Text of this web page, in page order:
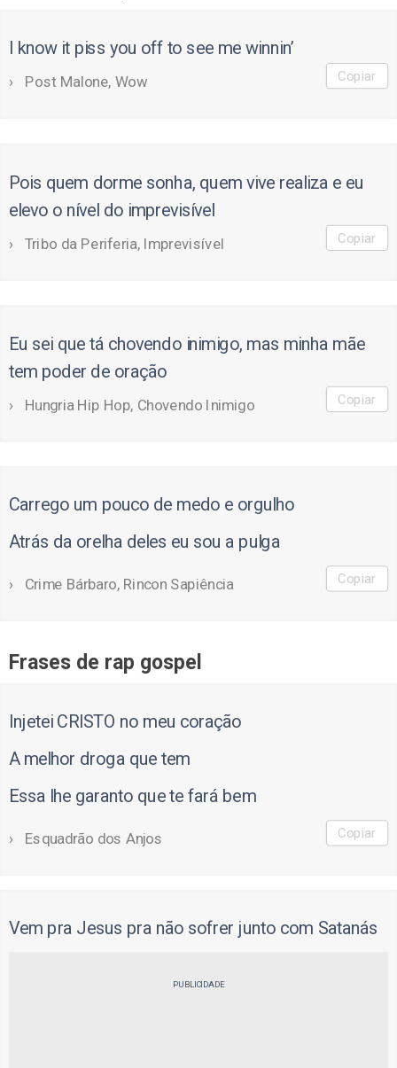
I know it piss you off to see me winnin’
Post Malone, Wow Copiar
Pois quem dorme sonha, quem vive realiza e eu
elevo o nível do imprevisível
Tribo da Periferia, Imprevisível Copiar
Eu sei que tá chovendo inimigo, mas minha mãe
tem poder de oração
Hungria Hip Hop, Chovendo Inimigo Copiar
Carrego um pouco de medo e orgulho
Atrás da orelha deles eu sou a pulga
Crime Bárbaro, Rincon Sapiência Copiar
Frases de rap gospel
Injetei CRISTO no meu coração
A melhor droga que tem
Essa lhe garanto que te fará bem
Esquadrão dos Anjos Copiar
Vem pra Jesus pra não sofrer junto com Satanás
PUBLICIDADE